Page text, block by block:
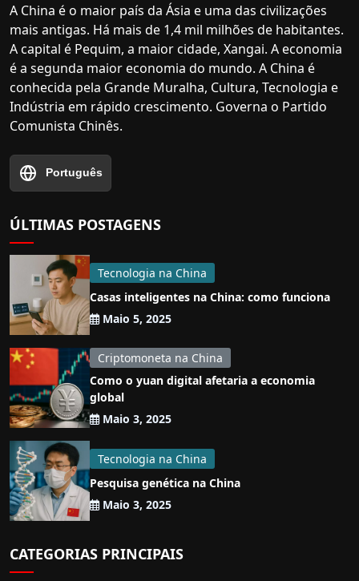
A China é o maior país da Ásia e uma das civilizações
mais antigas. Há mais de 1,4 mil milhões de habitantes.
A capital é Pequim, a maior cidade, Xangai. A economia
é a segunda maior economia do mundo. A China é
conhecida pela Grande Muralha, Cultura, Tecnologia e
Indústria em rápido crescimento. Governa o Partido
Comunista Chinês.
Português
ÚLTIMAS POSTAGENS
Tecnologia na China
Casas inteligentes na China: como funciona
Maio 5, 2025
Criptomoneta na China
Como o yuan digital afetaria a economia
global
Maio 3, 2025
Tecnologia na China
Pesquisa genética na China
Maio 3, 2025
CATEGORIAS PRINCIPAIS